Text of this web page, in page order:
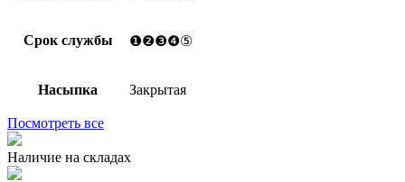
Срок службы ❶❷❸❹⑤
Насыпка Закрытая
Посмотреть все
Наличие на складах